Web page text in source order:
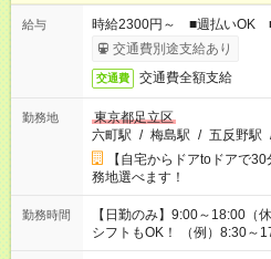
給与
時給2300円～ ■週払いOK
交通費別途支給あり
交通費 交通費全額支給
勤務地
東京都足立区
六町駅 / 梅島駅 / 五反野駅
【自宅からドアtoドアで
務地選べます！
勤務時間
【日勤のみ】9:00～18:00（休憩60分） ■ご希
シフトもOK！ （例）
「家族とお休みを合わせたい